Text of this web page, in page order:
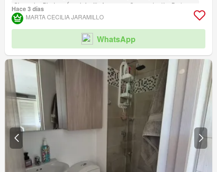
Gimnasio
Piscina Área infantil Ascensor Sauna Jardín
Barbecue
Caseta de vigilancia
Acceso para personas con discapacidad
Hace 3 días
MARTA CECILIA JARAMILLO
WhatsApp